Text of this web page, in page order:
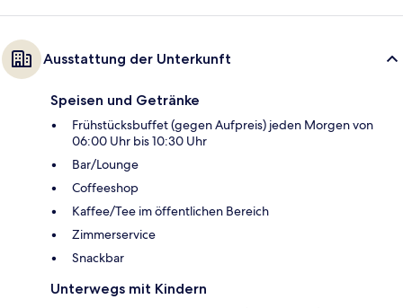
Ausstattung der Unterkunft
Speisen und Getränke
Frühstücksbuffet (gegen Aufpreis) jeden Morgen von
06:00 Uhr bis 10:30 Uhr
Bar/Lounge
Coffeeshop
Kaffee/Tee im öffentlichen Bereich
Zimmerservice
Snackbar
Unterwegs mit Kindern